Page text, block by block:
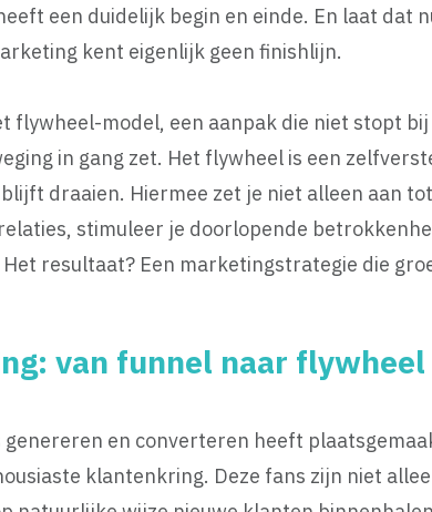
een duidelijk begin en einde. En laat dat
kent eigenlijk geen finishlijn.
flywheel-model, een aanpak die niet stopt bij
in gang zet. Het flywheel is een
draaien. Hiermee zet je niet alleen aan tot
stimuleer je doorlopende
resultaat? Een marketingstrategie die
van funnel naar flywheel
en converteren heeft
klantenkring. Deze fans zijn niet